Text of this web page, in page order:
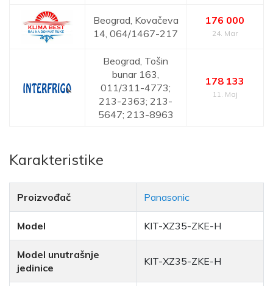
Beograd, Kovačeva
14, 064/1467-217
176 000
24. Mar
Beograd, Tošin
bunar 163,
011/311-4773;
213-2363; 213-
5647; 213-8963
178 133
11. Maj
Karakteristike
Proizvođač Panasonic
Model KIT-XZ35-ZKE-H
Model unutrašnje
jedinice
KIT-XZ35-ZKE-H